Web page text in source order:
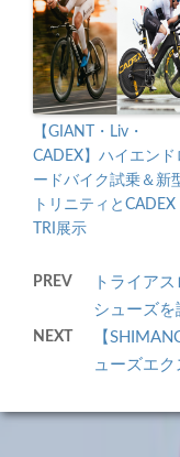
【GIANT・Liv・
CADEX】ハイエンド
ードバイク試乗＆新
トリニティとCADEX
TRI展示
PREV
トライア
シューズを
NEXT
【
ューズエ